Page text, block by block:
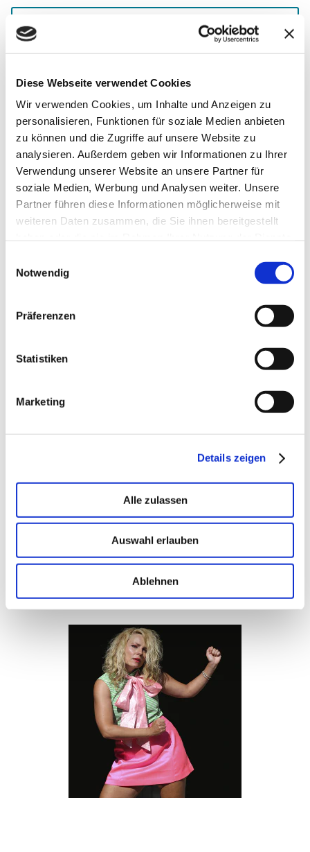
Diese Webseite verwendet Cookies
Wir verwenden Cookies, um Inhalte und Anzeigen zu
personalisieren, Funktionen für soziale Medien anbieten
zu können und die Zugriffe auf unsere Website zu
analysieren. Außerdem geben wir Informationen zu Ihrer
Verwendung unserer Website an unsere Partner für
soziale Medien, Werbung und Analysen weiter. Unsere
Partner führen diese Informationen möglicherweise mit
weiteren Daten zusammen, die Sie ihnen bereitgestellt
Notwendig
Präferenzen
Statistiken
Marketing
Details zeigen
Alle zulassen
Auswahl erlauben
Ablehnen
Date
16/09/2026 Hamburg (DE)
Photos